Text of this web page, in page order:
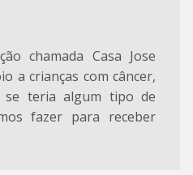
chamada Casa Jose
a crianças com câncer,
teria algum tipo de
fazer para receber